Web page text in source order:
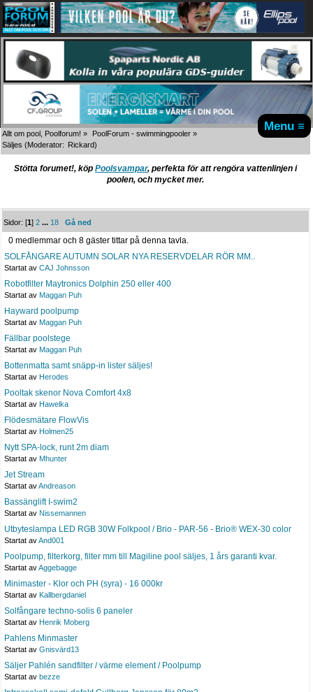
Menu ≡
Allt om pool, Poolforum! » PoolForum - swimmingpooler »
Säljes (Moderator: Rickard)
Stötta forumet!, köp Poolsvampar, perfekta för att rengöra vattenlinjen i
poolen, och mycket mer.
Sidor: [1]2 ... 18 Gå ned
0 medlemmar och 8 gäster tittar på denna tavla.
SOLFÅNGARE AUTUMN SOLAR NYA RESERVDELAR RÖR MM..
Startat av CAJ Johnsson
Robotfilter Maytronics Dolphin 250 eller 400
Startat av Maggan Puh
Hayward poolpump
Startat av Maggan Puh
Fällbar poolstege
Startat av Maggan Puh
Bottenmatta samt snäpp-in lister säljes!
Startat av Herodes
Pooltak skenor Nova Comfort 4x8
Startat av Hawelka
Flödesmätare FlowVis
Startat av Holmen25
Nytt SPA-lock, runt 2m diam
Startat av Mhunter
Jet Stream
Startat avAndreason
Bassänglift I-swim2
Startat av Nissemannen
Utbyteslampa LED RGB 30W Folkpool / Brio - PAR-56 - Brio® WEX-30 color
Startat avAnd001
Poolpump, filterkorg, filter mm till Magiline pool säljes, 1 års garanti kvar.
Startat avAggebagge
Minimaster - Klor och PH (syra) - 16 000kr
Startat av Kallbergdaniel
Solfångare techno-solis 6 paneler
Startat av Henrik Moberg
Pahlens Minmaster
Startat av Gnisvärd13
Säljer Pahlén sandfilter / värme element / Poolpump
Startat av bezze